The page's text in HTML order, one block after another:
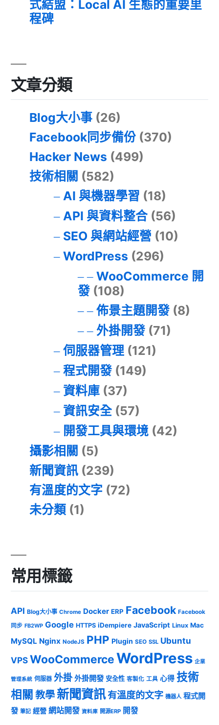
式結盟：Local AI 生態的重要里
程碑
文章分類
Blog大小事 (26)
Facebook同步備份 (370)
Hacker News (499)
技術相關 (582)
AI 與機器學習 (18)
API 與資料整合(56)
SEO 與網站經營 (10)
WordPress (296)
WooCommerce 開
發(108)
佈景主題開發(8)
外掛開發(71)
伺服器管理(121)
程式開發(149)
資料庫(37)
資訊安全(57)
開發工具與環境(42)
攝影相關 (5)
新聞資訊 (239)
有溫度的文字 (72)
未分類 (1)
常用標籤
API Blog大小事 Chrome Docker ERP Facebook Facebook
同步 FB2WP Google HTTPS iDempiere JavaScript Linux Mac
MySQL Nginx NodeJS PHP Plugin SEO SSL Ubuntu
VPSWooCommerceWordPress 企業
管理系統 伺服器 外掛 外掛開發 安全性 客製化 工具 心得 技術
相關 教學 新聞資訊有溫度的文字 機器人 程式開
發 筆記 經營 網站開發 資料庫 開源ERP 開發